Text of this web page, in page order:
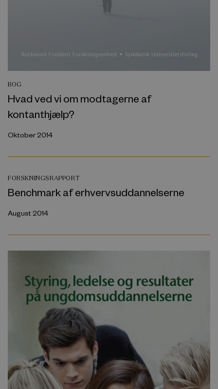
BOG
Hvad ved vi om modtagerne af
kontanthjælp?
Oktober 2014
FORSKNINGSRAPPORT
Benchmark af erhvervsuddannelserne
August 2014